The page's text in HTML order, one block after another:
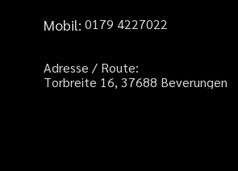
Mobil: 01 79 4227022
Adresse / Route:
Torbreite 16, 37688 Beverungen